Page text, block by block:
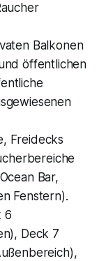
Balkonen
öffentlichen
Freidecks
Bar,
Fenstern).
6
Deck 7